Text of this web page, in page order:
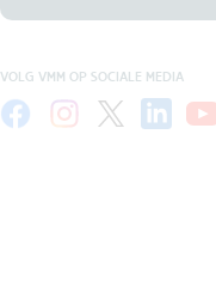
VOLG VMM OP SOCIALE MEDIA